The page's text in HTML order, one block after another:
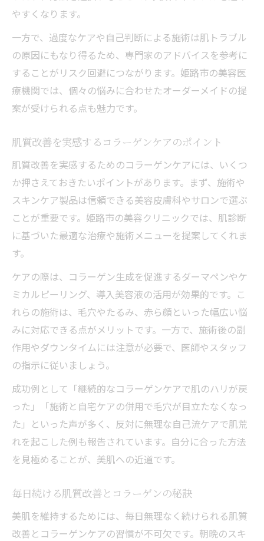
やすくなります。
一方で、過度なケアや自己判断による施術は肌トラブル
の原因にもなり得るため、専門家のアドバイスを参考に
することがリスク回避につながります。姫路市の美容医
療機関では、個々の悩みに合わせたオーダーメイドの提
案が受けられる点も魅力です。
肌質改善を実感するコラーゲンケアのポイント
肌質改善を実感するためのコラーゲンケアには、いくつ
か押さえておきたいポイントがあります。まず、施術や
スキンケア製品は信頼できる美容皮膚科やサロンで選ぶ
ことが重要です。姫路市の美容クリニックでは、肌診断
に基づいた最適な治療や施術メニューを提案してくれま
す。
ケアの際は、コラーゲン生成を促進するダーマペンやケ
ミカルピーリング、導入美容液の活用が効果的です。こ
れらの施術は、毛穴やたるみ、赤ら顔といった幅広い悩
みに対応できる点がメリットです。一方で、施術後の副
作用やダウンタイムには注意が必要で、医師やスタッフ
の指示に従いましょう。
成功例として「継続的なコラーゲンケアで肌のハリが戻
った」「施術と自宅ケアの併用で毛穴が目立たなくなっ
た」といった声が多く、反対に無理な自己流ケアで肌荒
れを起こした例も報告されています。自分に合った方法
を見極めることが、美肌への近道です。
毎日続ける肌質改善とコラーゲンの秘訣
美肌を維持するためには、毎日無理なく続けられる肌質
改善とコラーゲンケアの習慣が不可欠です。朝晩のスキ